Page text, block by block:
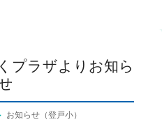
プラザよりお知ら
お知らせ（登戸小）